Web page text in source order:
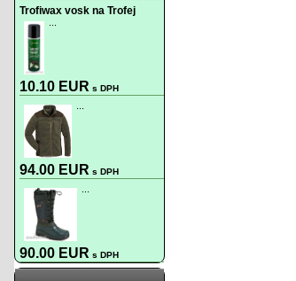
Trofiwax vosk na Trofej
10.10 EUR s DPH
94.00 EUR s DPH
90.00 EUR s DPH